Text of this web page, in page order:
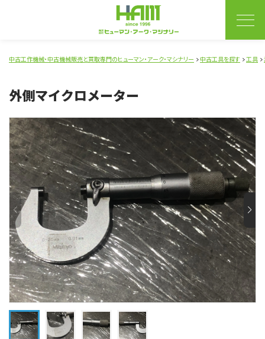
中古工作機械・中古機械販売と買取専門のヒューマン・アーク・マシナリー 中古工具を探す 工具
外側マイクロメーター